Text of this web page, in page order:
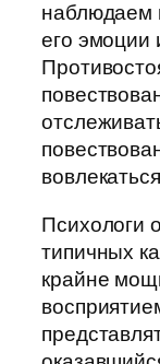
наблюдаем
его эмоции
Психологи
типичных
крайне